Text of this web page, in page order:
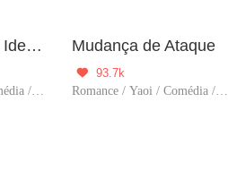
Meu Namorado Ideal Vai Morrer?!
Romance / Yaoi / Comédia / CEO / BL / LGBT
Mudança de Ataque

93.7k
Romance / Yaoi / Comédia / BL / LGBT / Gênio